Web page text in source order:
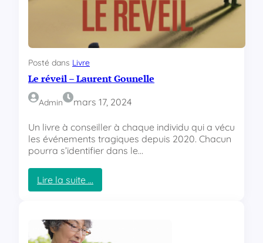
o
c
Posté dans Livre
Le réveil – Laurent Gounelle
Admin mars 17, 2024
Un livre à conseiller à chaque individu qui a vécu
les événements tragiques depuis 2020. Chacun
pourra s’identifier dans le…
Lire la suite …
: